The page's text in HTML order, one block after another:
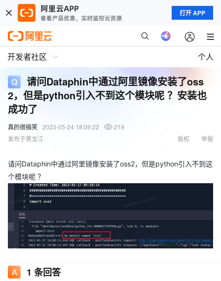
打开 APP
开发者社区 个人
请问Dataphin中通过阿里镜像安装了oss
2，但是python引入不到这个模块呢 ？安装也
成功了
真的很搞笑 2023-05-24 18:09:22
219
发布于黑龙江
举报
版权
请问Dataphin中通过阿里镜像安装了oss2，但是python引入不到这
个模块呢 ？
1 条回答